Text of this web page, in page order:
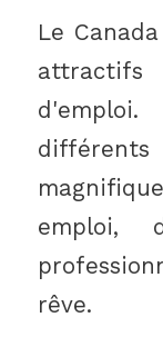
Le
emploi,
rêve.